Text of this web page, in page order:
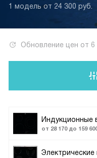
1 модель от 24 300 руб.
Обновление цен от 6
Индукционные
от 28 170 до 159